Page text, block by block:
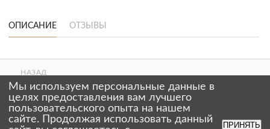
ОПИСАНИЕ ОТЗЫВЫ
НАЗАД
СТРАНИЦЫ
Мы используем персональные данные в
целях предоставления вам лучшего
пользовательского опыта на нашем
сайте. Продолжая использовать данный
ПРИНЯТЬ